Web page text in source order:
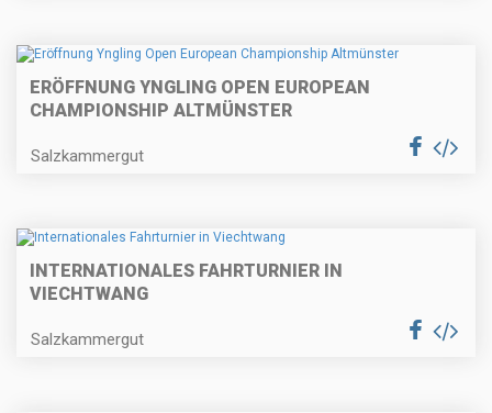
ERÖFFNUNG YNGLING OPEN EUROPEAN
CHAMPIONSHIP ALTMÜNSTER
Salzkammergut
INTERNATIONALES FAHRTURNIER IN
VIECHTWANG
Salzkammergut